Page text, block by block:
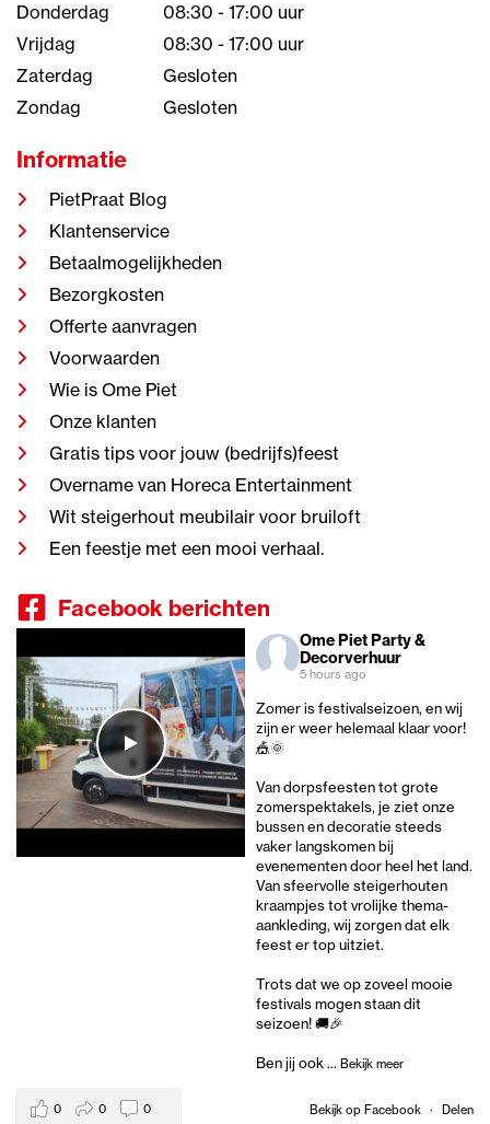
Donderdag
08:30 - 17:00 uur
Vrijdag
08:30 - 17:00 uur
Zaterdag
Gesloten
Zondag
Gesloten
Informatie
PietPraat Blog
Klantenservice
Betaalmogelijkheden
Bezorgkosten
Offerte aanvragen
Voorwaarden
Wie is Ome Piet
Onze klanten
Gratis tips voor jouw (bedrijfs)feest
Overname van Horeca Entertainment
Wit steigerhout meubilair voor bruiloft
Een feestje met een mooi verhaal.
Facebook berichten
Ome Piet Party &
Decorverhuur
5 hours ago
Zomer is festivalseizoen, en wij
zijn er weer helemaal klaar voor!
🎪🌞
Van dorpsfeesten tot grote
zomerspektakels, je ziet onze
bussen en decoratie steeds
vaker langskomen bij
evenementen door heel het land.
Van sfeervolle steigerhouten
kraampjes tot vrolijke thema-
aankleding, wij zorgen dat elk
feest er top uitziet.
Trots dat we op zoveel mooie
festivals mogen staan dit
seizoen! 🚚🎉
Ben jij ook... Bekijk meer
Bekijk op Facebook · Delen
0 0 0